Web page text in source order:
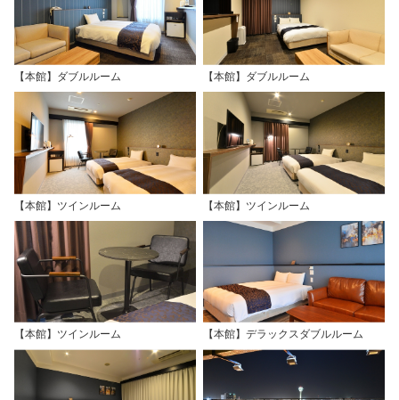
【本館】ダブルルーム 【本館】ダブルルーム
【本館】ツインルーム 【本館】ツインルーム
【本館】ツインルーム 【本館】デラックスダブルルーム